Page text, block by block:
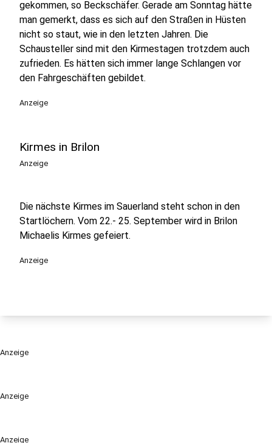
Anzeige
Anzeige
gekommen, so Beckschäfer. Gerade am Sonntag hätte
man gemerkt, dass es sich auf den Straßen in Hüsten
nicht so staut, wie in den letzten Jahren. Die
Schausteller sind mit den Kirmestagen trotzdem auch
zufrieden. Es hätten sich immer lange Schlangen vor
den Fahrgeschäften gebildet.
Anzeige
Kirmes in Brilon
Anzeige
Die nächste Kirmes im Sauerland steht schon in den
Startlöchern. Vom 22.- 25. September wird in Brilon
Michaelis Kirmes gefeiert.
Anzeige
Anzeige